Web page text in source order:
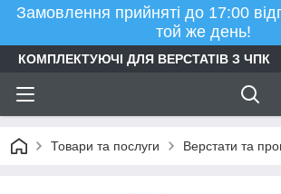
Замовлення прийняті до 17:00
той же день!
КОМПЛЕКТУЮЧІ ДЛЯ ВЕРСТАТІВ З ЧПК
Товари та послуги Верстати та